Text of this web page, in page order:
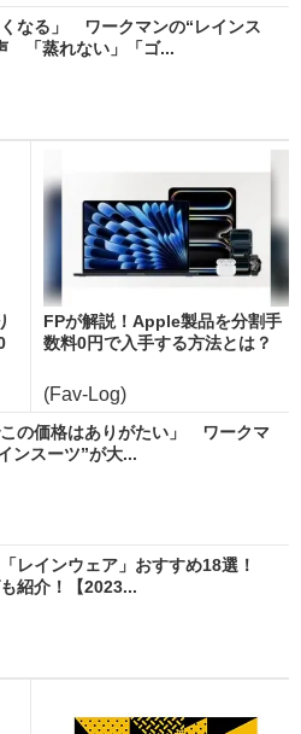
くなる」 ワークマンの“レインス
「蒸れない」「ゴ...
FPが解説！Apple製品を分割手
数料0円で入手する方法とは？
(Fav-Log)
この価格はありがたい」 ワークマ
ンスーツ”が大...
「レインウェア」おすすめ18選！
紹介！【2023...